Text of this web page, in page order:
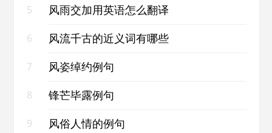
5 风雨交加用英语怎么翻译
6 风流千古的近义词有哪些
7 风姿绰约例句
8 锋芒毕露例句
9 风俗人情的例句